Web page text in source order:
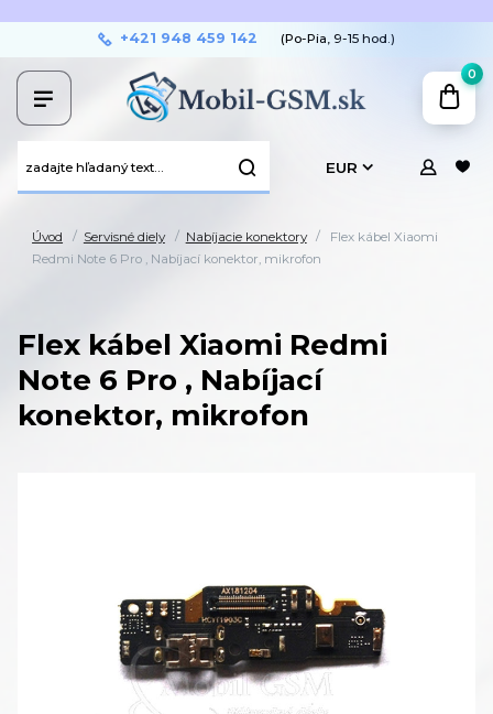
EUR
+421 948 459 142 (Po-Pia, 9-15 hod.)
0
Úvod Servisné diely Nabíjacie konektory
Flex kábel Xiaomi
Redmi Note 6 Pro , Nabíjací konektor, mikrofon
Flex kábel Xiaomi Redmi
Note 6 Pro , Nabíjací
konektor, mikrofon